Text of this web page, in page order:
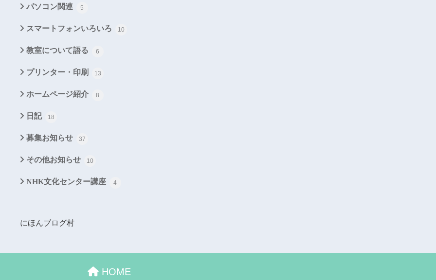
パソコン関連 5
スマートフォンいろいろ 10
教室について語る 6
プリンター・印刷 13
ホームページ紹介 8
日記 18
募集お知らせ 37
その他お知らせ 10
NHK文化センター講座 4
にほんブログ村
HOME